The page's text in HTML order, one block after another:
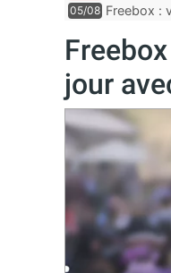
05/08 Freebox :
jour